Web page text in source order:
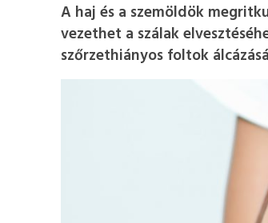
A haj és a szemöldök
vezethet a szálak
szőrzethiányos foltok